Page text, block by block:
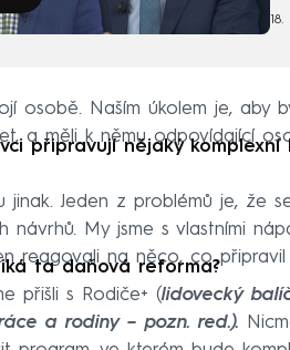
osobě. Naším úkolem je, aby
a měli k němu odpovídající
připravují nějaký
jinak. Jeden z problémů je, že
návrhů. My jsme s vlastními
reagovali na něco, co připravil
ta daňová reforma?
přišli s Rodiče+ (lidovecký
a rodiny – pozn. red.).